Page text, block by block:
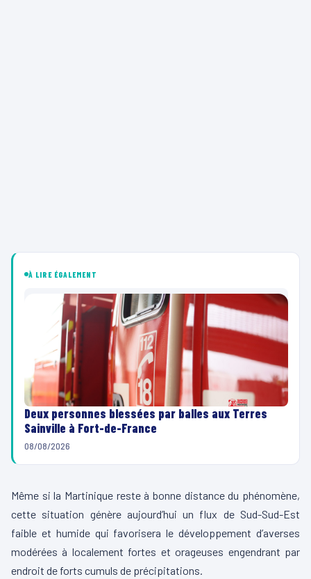
À LIRE ÉGALEMENT
Deux personnes blessées par balles aux Terres
Sainville à Fort-de-France
08/08/2026
Même si la Martinique reste à bonne distance du phénomène,
cette situation génère aujourd’hui un flux de Sud-Sud-Est
faible et humide qui favorisera le développement d’averses
modérées à localement fortes et orageuses engendrant par
endroit de forts cumuls de précipitations.